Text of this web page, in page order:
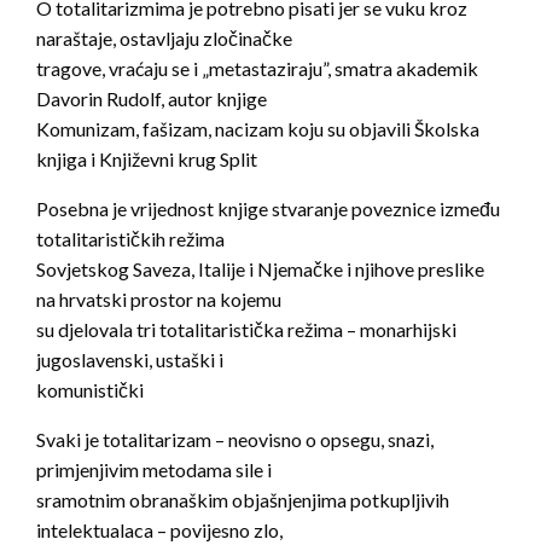
O totalitarizmima je potrebno pisati jer se vuku kroz
naraštaje, ostavljaju zločinačke
tragove, vraćaju se i „metastaziraju”, smatra akademik
Davorin Rudolf, autor knjige
Komunizam, fašizam, nacizam koju su objavili Školska
knjiga i Književni krug Split
Posebna je vrijednost knjige stvaranje poveznice između
totalitarističkih režima
Sovjetskog Saveza, Italije i Njemačke i njihove preslike
na hrvatski prostor na kojemu
su djelovala tri totalitaristička režima – monarhijski
jugoslavenski, ustaški i
komunistički
Svaki je totalitarizam – neovisno o opsegu, snazi,
primjenjivim metodama sile i
sramotnim obranaškim objašnjenjima potkupljivih
intelektualaca – povijesno zlo,